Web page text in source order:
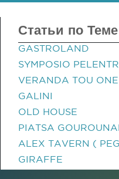
Статьи по Теме
GASTROLAND
SYMPOSIO
VERANDA TOU
GALINI
OLD HOUSE
PIATSA
ALEX TAVERN (
GIRAFFE